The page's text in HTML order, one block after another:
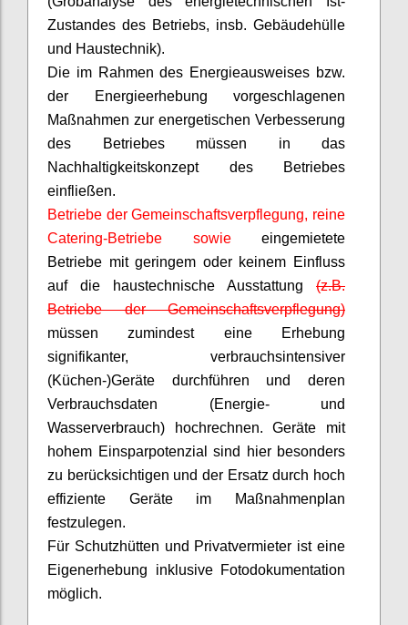
Zustandes des Betriebs, insb. Gebäudehülle
und Haustechnik).
Die im Rahmen des Energieausweises bzw.
der Energieerhebung vorgeschlagenen
Maßnahmen zur energetischen Verbesserung
des Betriebes müssen in das
Nachhaltigkeitskonzept des Betriebes
einfließen.
Betriebe der Gemeinschaftsverpflegung, reine
Catering-Betriebe sowie eingemietete
Betriebe mit geringem oder keinem Einfluss
auf die haustechnische Ausstattung (z.B.
Betriebe der Gemeinschaftsverpflegung)
müssen zumindest eine Erhebung
signifikanter, verbrauchsintensiver
(Küchen-)Geräte durchführen und deren
Verbrauchsdaten (Energie- und
Wasserverbrauch) hochrechnen. Geräte mit
hohem Einsparpotenzial sind hier besonders
zu berücksichtigen und der Ersatz durch hoch
effiziente Geräte im Maßnahmenplan
festzulegen.
Für Schutzhütten und Privatvermieter ist eine
Eigenerhebung inklusive Fotodokumentation
möglich.